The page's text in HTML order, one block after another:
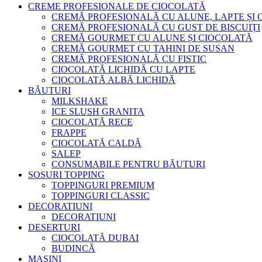
CREME PROFESIONALE DE CIOCOLATĂ
CREMĂ PROFESIONALĂ CU ALUNE, LAPTE ȘI
CREMĂ PROFESIONALĂ CU GUST DE BISCUIȚI
CREMĂ GOURMET CU ALUNE ȘI CIOCOLATĂ
CREMĂ GOURMET CU TAHINI DE SUSAN
CREMĂ PROFESIONALĂ CU FISTIC
CIOCOLATĂ LICHIDĂ CU LAPTE
CIOCOLATĂ ALBĂ LICHIDĂ
BĂUTURI
MILKSHAKE
ICE SLUSH GRANITA
CIOCOLATĂ RECE
FRAPPE
CIOCOLATĂ CALDĂ
SALEP
CONSUMABILE PENTRU BĂUTURI
SOSURI TOPPING
TOPPINGURI PREMIUM
TOPPINGURI CLASSIC
DECORATIUNI
DECORATIUNI
DESERTURI
CIOCOLATĂ DUBAI
BUDINCĂ
MAȘINI